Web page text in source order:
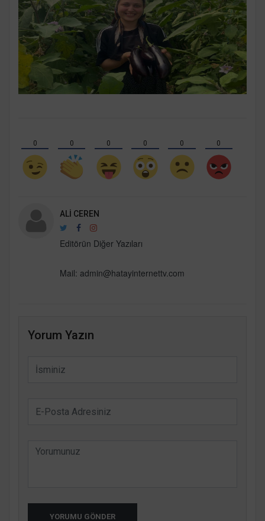
0 0 0 0 0 0
ALI CEREN
Editörün Diğer Yazıları
Mail: admin@hatayinternettv.com
Yorum Yazın
YORUMU GÖNDER